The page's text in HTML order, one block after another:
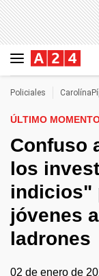
Policiales
ÚLTIMO
Confuso
los
indicios"
jóvenes
ladrones
02 de enero de